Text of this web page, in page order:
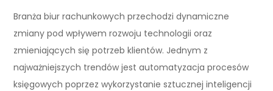
Branża biur rachunkowych przechodzi dynamiczne
zmiany pod wpływem rozwoju technologii oraz
zmieniających się potrzeb klientów. Jednym z
najważniejszych trendów jest automatyzacja procesów
księgowych poprzez wykorzystanie sztucznej inteligencji